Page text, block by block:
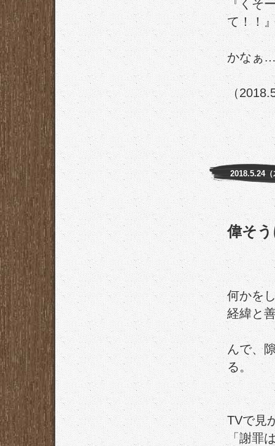
『くそ
て！！
かなぁ
（
2018.5.24（
偉そ
何かを
経緯と
んで、
る。
TVで見
「謝罪